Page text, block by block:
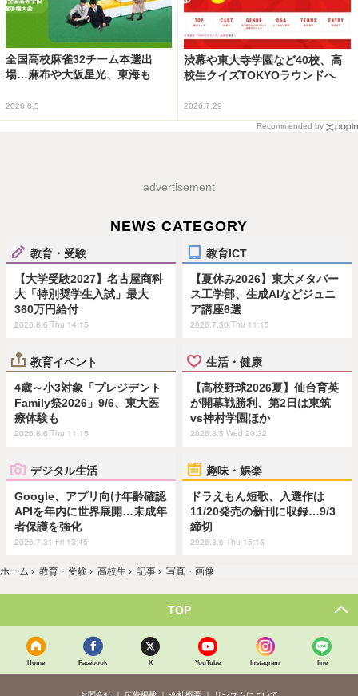
全国高校麻雀32チーム本選出
場…麻布や大阪星光、東海も
2026.8.5
渋幕や東大寺学園など40校、高
校生クイズTOKYOラウンドへ
2026.7.29
Recommended by
advertisement
NEWS CATEGORY
教育・受験
【大学受験2027】名古屋商科
大「特別奨学生入試」最大
360万円給付
2026.8.6 Thu 14:15
教育ICT
【夏休み2026】東大メタバー
ス工学部、生成AIなどジュニ
ア講座6選
2026.7.30 Thu 11:15
教育イベント
4歳～小3対象「プレジデント
Family祭2026」9/6、東大医
療体験も
2026.8.6 Thu 11:15
生活・健康
【高校野球2026夏】仙台育英
が開幕戦勝利、第2日は東筑
vs神村学園ほか
2026.8.5 Wed 20:32
デジタル生活
Google、アプリ向け年齢確認
APIを年内に世界展開…未成年
者保護を強化
2026.7.31 Fri 13:45
趣味・娯楽
ドラえもん短歌、入選作は
11/20発売の新刊に収録…9/3
締切
2026.8.6 Thu 15:15
ホーム › 教育・受験 › 高校生 › 記事 › 写真・画像
TOP
Home Facebook X YouTube Instagram line